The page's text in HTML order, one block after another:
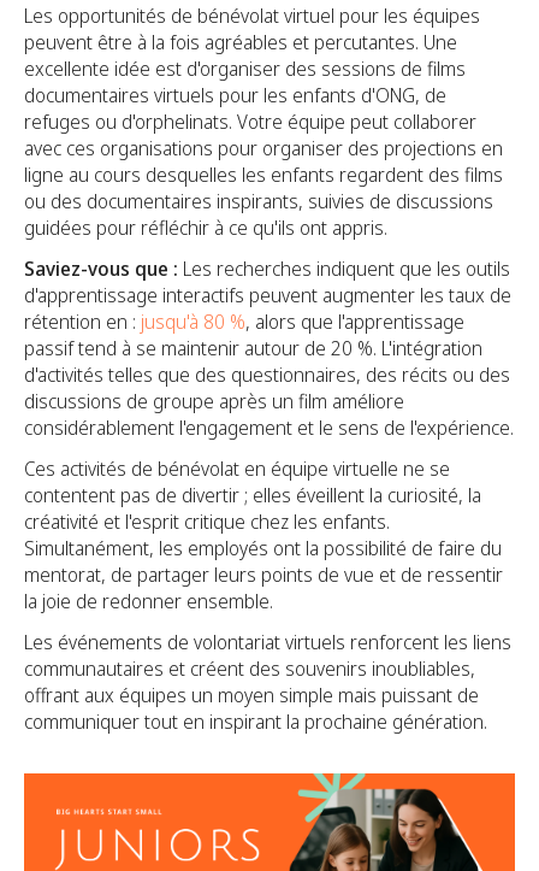
Les opportunités de bénévolat virtuel pour les équipes
peuvent être à la fois agréables et percutantes. Une
excellente idée est d'organiser des sessions de films
documentaires virtuels pour les enfants d'ONG, de
refuges ou d'orphelinats. Votre équipe peut collaborer
avec ces organisations pour organiser des projections en
ligne au cours desquelles les enfants regardent des films
ou des documentaires inspirants, suivies de discussions
guidées pour réfléchir à ce qu'ils ont appris.
Saviez-vous que : Les recherches indiquent que les outils
d'apprentissage interactifs peuvent augmenter les taux de
rétention en : jusqu'à 80 %, alors que l'apprentissage
passif tend à se maintenir autour de 20 %. L'intégration
d'activités telles que des questionnaires, des récits ou des
discussions de groupe après un film améliore
considérablement l'engagement et le sens de l'expérience.
Ces activités de bénévolat en équipe virtuelle ne se
contentent pas de divertir ; elles éveillent la curiosité, la
créativité et l'esprit critique chez les enfants.
Simultanément, les employés ont la possibilité de faire du
mentorat, de partager leurs points de vue et de ressentir
la joie de redonner ensemble.
Les événements de volontariat virtuels renforcent les liens
communautaires et créent des souvenirs inoubliables,
offrant aux équipes un moyen simple mais puissant de
communiquer tout en inspirant la prochaine génération.